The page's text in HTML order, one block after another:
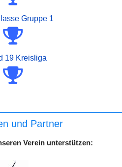
Gruppe 1
19 Kreisliga
und Partner
Verein unterstützen: